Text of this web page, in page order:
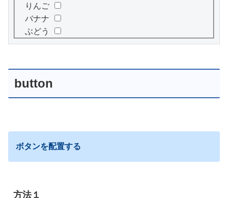
  りんご
  バナナ
  ぶどう
button
ボタンを配置する
方法１